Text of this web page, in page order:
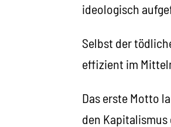
ideologisch
Selbst der
effizient im
Das erste Motto
den